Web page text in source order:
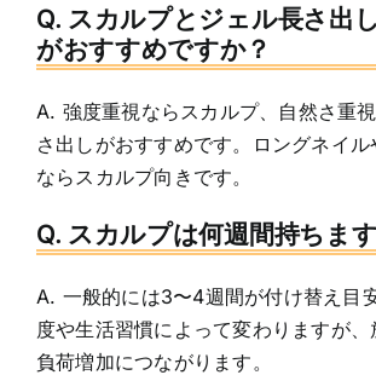
Q. スカルプとジェル長さ出
がおすすめですか？
A. 強度重視ならスカルプ、自然さ重
さ出しがおすすめです。ロングネイル
ならスカルプ向きです。
Q. スカルプは何週間持ちま
A. 一般的には3〜4週間が付け替え目
度や生活習慣によって変わりますが、
負荷増加につながります。